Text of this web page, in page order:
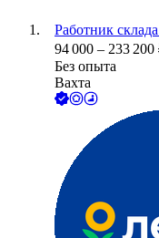
Работник
94 000 – 233 200
Без опыта
Вахта